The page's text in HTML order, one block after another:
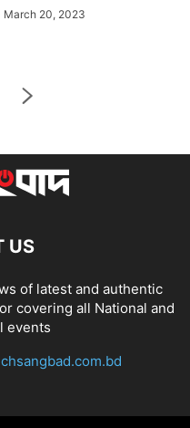
March 20, 2023
US
of latest and authentic
covering all National and
events